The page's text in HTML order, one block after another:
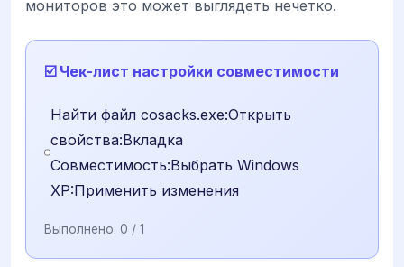
мониторов это может выглядеть нечетко.
☑️ Чек-лист настройки совместимости
Найти файл cosacks.exe:Открыть
свойства:Вкладка
Совместимость:Выбрать Windows
XP:Применить изменения
Выполнено: 0 / 1